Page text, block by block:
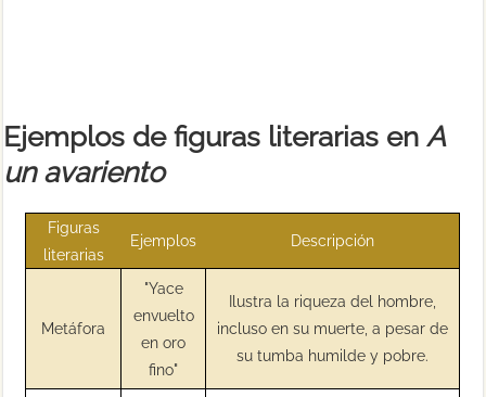
Ejemplos de figuras literarias enA
un avariento
Figuras
literarias
Ejemplos Descripción
Metáfora
"Yace
envuelto
en oro
fino"
Ilustra la riqueza del hombre,
incluso en su muerte, a pesar de
su tumba humilde y pobre.